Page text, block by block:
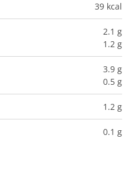
39 kcal
2.1 g
1.2 g
3.9 g
0.5 g
1.2 g
0.1 g